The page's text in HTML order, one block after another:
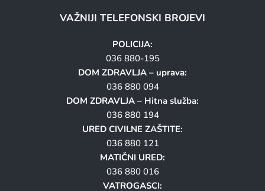
VAŽNIJI TELEFONSKI BROJEVI
POLICIJA:
036 880-195
DOM ZDRAVLJA – uprava:
036 880 094
DOM ZDRAVLJA – Hitna služba:
036 880 194
URED CIVILNE ZAŠTITE:
036 880 121
MATIČNI URED:
036 880 016
VATROGASCI: